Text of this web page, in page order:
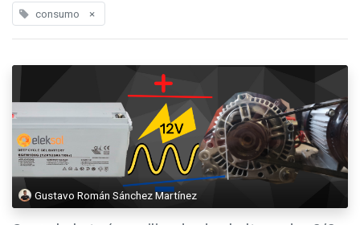
consumo ×
Gustavo Román Sánchez Martínez